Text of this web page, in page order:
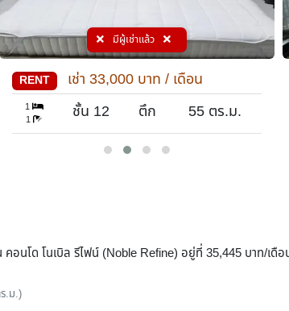
NRF36-0086
RENT เช่า 40,000บาท / เดือน
1
1
ชั้น 23 ตึก - 52ตร.ม.
คอนโด โนเบิล รีไฟน์ (Noble Refine) อยู่ที่ 35,445 บาท/เ
.ม.)